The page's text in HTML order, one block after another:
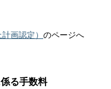
画認定） のページへ
る手数料